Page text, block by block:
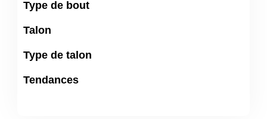
Type de bout
Talon
Type de talon
Tendances